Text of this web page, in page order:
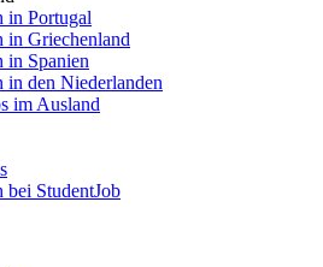
in Portugal
in Griechenland
in Spanien
in den Niederlanden
im Ausland
bei StudentJob